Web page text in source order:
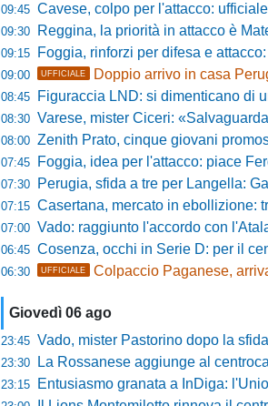
09:45 Cavese, colpo per l'attacco:
09:30 Reggina, la priorità in attacco è Mateus Castro
09:15 Foggia, rinforzi per difesa e
09:00 UFFICIALE Doppio arrivo in casa
08:45 Figuraccia LND: si dimenticano di una squadra di
08:30 Varese, mister Ciceri: «Salvaguardati i
08:00 Zenith Prato, cinque giovani
07:45 Foggia, idea per l'attacco: piace
07:30 Perugia, sfida a tre per Langella: Gaucci tenta il
07:15 Casertana, mercato in ebollizione: tre innesti di
07:00 Vado: raggiunto l'accordo con l'Atalanta per
06:45 Cosenza, occhi in Serie D: per il
06:30 UFFICIALE Colpaccio Paganese,
Giovedì 06 ago
23:45 Vado, mister Pastorino dopo la sfida col Torino:
23:30 La Rossanese aggiunge al centrocampo
23:15 Entusiasmo granata a InDiga: l'Union